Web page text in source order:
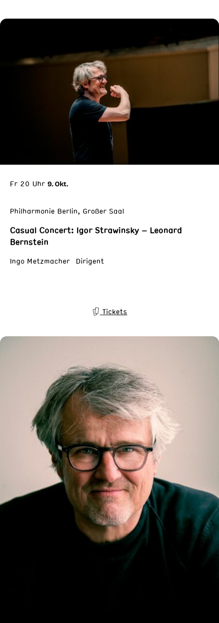
Fr 20 Uhr 9. Okt.
Philharmonie Berlin, Großer Saal
Casual Concert: Igor Strawinsky – Leonard
Bernstein
Ingo Metzmacher Dirigent
Tickets